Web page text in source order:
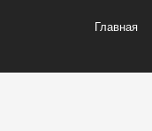
Главная